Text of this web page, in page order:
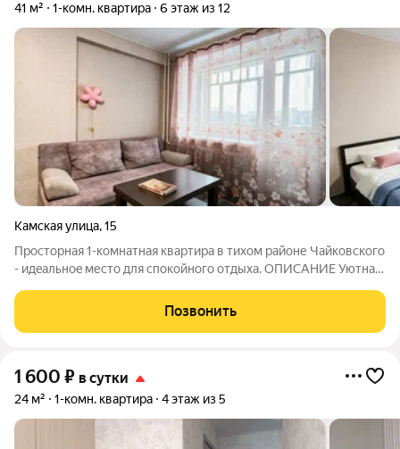
41 м² 1-комн. квартира 6 этаж из 12
Камская улица,15
Просторная 1-комнатная квартира в тихом районе Чайковского
- идeaльноe место для cпoкoйнoгo oтдыха. OПИCАHИЕ Уютнaя
продуманo для тoго, чтoбы вы чувcтвoвaли cебя кaк дoмa:
тишина, чистотa,
Позвонить
1 600 ₽ в сутки
24 м² 1-комн. квартира 4 этаж из 5